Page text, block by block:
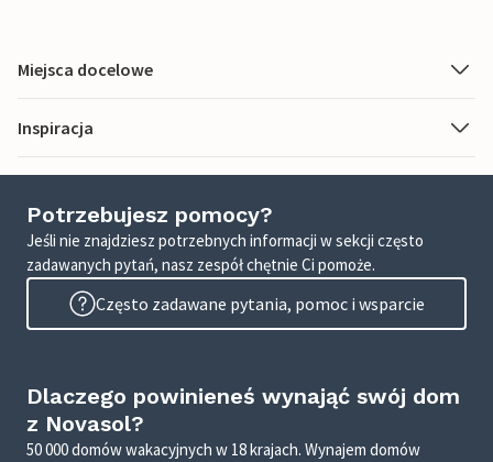
Miejsca docelowe
Inspiracja
Potrzebujesz pomocy?
Jeśli nie znajdziesz potrzebnych informacji w sekcji często
zadawanych pytań, nasz zespół chętnie Ci pomoże.
Często zadawane pytania, pomoc i wsparcie
Dlaczego powinieneś wynająć swój dom
z Novasol?
50 000 domów wakacyjnych w 18 krajach. Wynajem domów